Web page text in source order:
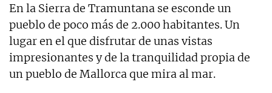
En la Sierra de Tramuntana se esconde un
pueblo de poco más de 2.000 habitantes. Un
lugar en el que disfrutar de unas vistas
impresionantes y de la tranquilidad propia de
un pueblo de Mallorca que mira al mar.